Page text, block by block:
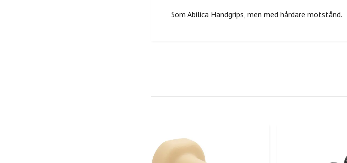
Som Abilica Handgrips, men med hårdare motstånd.